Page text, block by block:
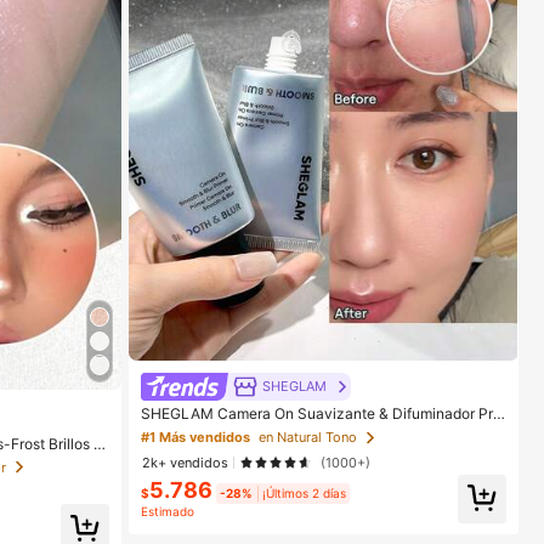
Frost Brillos M
Mujeres
SHEGLAM
SHEGLAM Camera On Suavizante & Difuminador Pre
base Marca de Belleza Cosmética Maquillaje para M
ujeres y Niñas
#1 Más vendidos en Natural Tono
2k+ vendidos
(1000+)
$5.786 -28%
¡Últimos 2 días
Estimado